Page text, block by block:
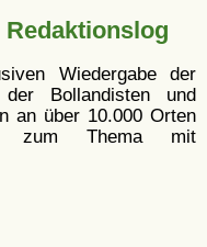
Redaktionslog
Wiedergabe der
der Bollandisten und
an über 10.000 Orten
zum Thema mit